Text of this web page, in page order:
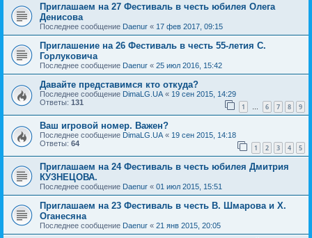
Приглашаем на 27 Фестиваль в честь юбилея Олега
Денисова
Последнее сообщение Daenur « 17 фев 2017, 09:15
Приглашение на 26 Фестиваль в честь 55-летия С.
Горлуковича
Последнее сообщение Daenur « 25 июл 2016, 15:42
Давайте представимся кто откуда?
Последнее сообщение DimaLG.UA « 19 сен 2015, 14:29
Ответы: 131 1 … 6 7 8 9
Ваш игровой номер. Важен?
Последнее сообщение DimaLG.UA « 19 сен 2015, 14:18
Ответы: 64 1 2 3 4 5
Приглашаем на 24 Фестиваль в честь юбилея Дмитрия
КУЗНЕЦОВА.
Последнее сообщение Daenur « 01 июл 2015, 15:51
Приглашаем на 23 Фестиваль в честь В. Шмарова и Х.
Оганесяна
Последнее сообщение Daenur « 21 янв 2015, 20:05